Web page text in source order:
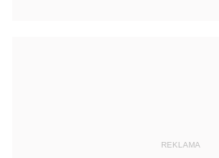
REKLAMA